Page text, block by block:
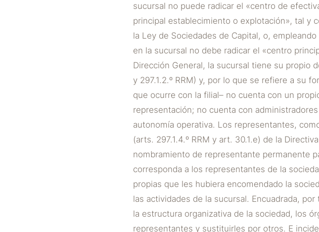
sucursal no puede radicar el «centro de
principal establecimiento o explotación», tal y
la Ley de Sociedades de Capital, o,
en la sucursal no debe radicar el «centro
Dirección General, la sucursal tiene su propio
y 297.1.2.º RRM) y, por lo que se refiere a su
que ocurre con la filial– no cuenta con un
representación; no cuenta con
autonomía operativa. Los representantes,
(arts. 297.1.4.º RRM y art. 30.1.e) de la
nombramiento de representante permanente
corresponda a los representantes de la
propias que les hubiera encomendado la
las actividades de la sucursal. Encuadrada,
la estructura organizativa de la sociedad, los
representantes y sustituirles por otros. E